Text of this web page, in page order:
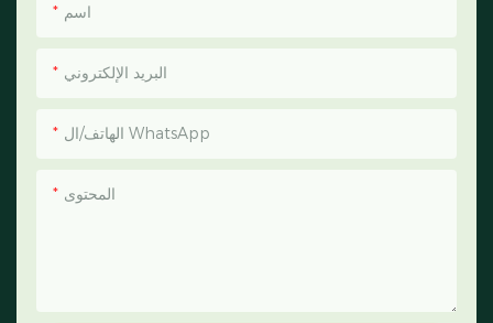
اسم
البريد الإلكتروني
الهاتف/ال WhatsApp
المحتوى